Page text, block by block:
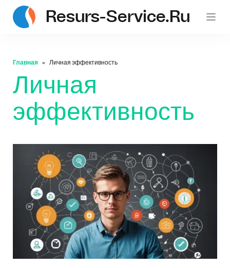
Resurs-Service.ru
Главная Личная эффективность
Личная
эффективность